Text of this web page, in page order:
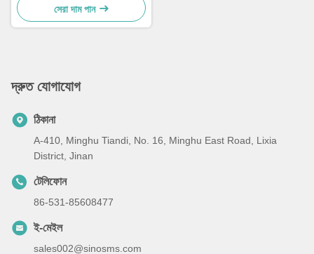
সেরা দাম পান
দ্রুত যোগাযোগ
ঠিকানা
A-410, Minghu Tiandi, No. 16, Minghu East Road, Lixia
District, Jinan
টেলিফোন
86-531-85608477
ই-মেইল
sales002@sinosms.com